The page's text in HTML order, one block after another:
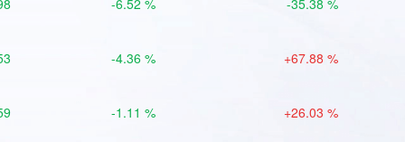
-6.52 % -35.38 %
-4.36 % +67.88 %
-1.11 % +26.03 %